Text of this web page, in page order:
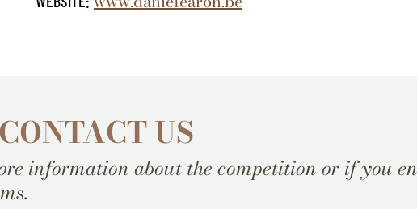
US
information about the competition or if you